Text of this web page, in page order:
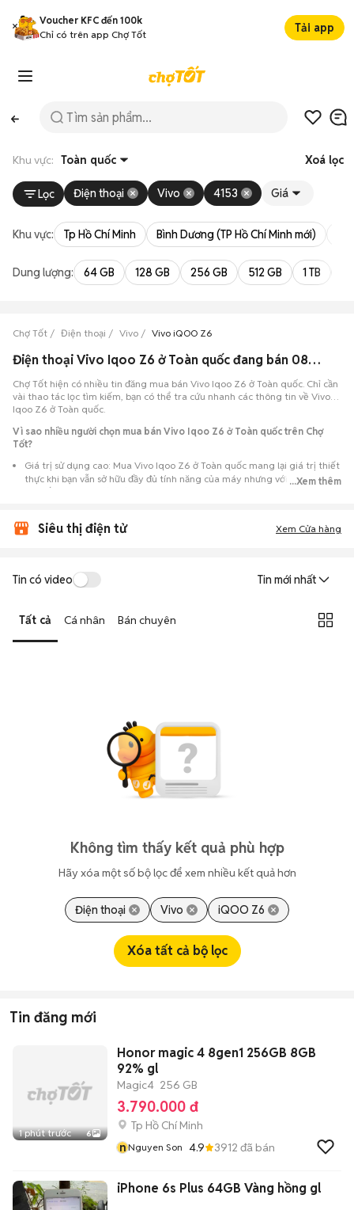
Voucher KFC đến 100k
Chỉ có trên app Chợ Tốt
Tải app
Khu vực: Toàn quốc Xoá lọc
Lọc Điện thoại Vivo 4153 Giá
Khu vực: Tp Hồ Chí Minh Bình Dương (TP Hồ Chí Minh mới)
Dung lượng: 64 GB 128 GB 256 GB 512 GB 1 TB
Chợ Tốt Điện thoại Vivo Vivo iQOO Z6
Điện thoại Vivo Iqoo Z6 ở Toàn quốc đang bán 08/2026
Chợ Tốt hiện có nhiều tin đăng mua bán Vivo Iqoo Z6 ở Toàn quốc. Chỉ cần
vài thao tác lọc tìm kiếm, bạn có thể tra cứu nhanh các thông tin về Vivo
Iqoo Z6 ở Toàn quốc.
Vì sao nhiều người chọn mua bán Vivo Iqoo Z6 ở Toàn quốc trên Chợ
Tốt?
Giá trị sử dụng cao: Mua Vivo Iqoo Z6 ở Toàn quốc mang lại giá trị thiết
thực khi bạn vẫn sở hữu đầy đủ tính năng của máy nhưng với chi phí đầu
tư thấp hơn máy đập hộp.
Z6 ở Toàn quốc, đáp ứng từ nhu cầu cần máy đẹp keng đến máy chỉ cần
hoạt động ổn định.
thận, test loa, camera, wifi... để đảm bảo máy không có lỗi phát sinh.
hai bên trao đổi giá cả linh hoạt và có thể chốt giao dịch ngay trong
ngày.
...Xem thêm
Siêu thị điện tử Xem Cửa hàng
Tin có video Tin mới nhất
Tất cả Cá nhân Bán chuyên
Không tìm thấy kết quả phù hợp
Hãy xóa một số bộ lọc để xem nhiều kết quả hơn
Điện thoại Vivo iQOO Z6
Xóa tất cả bộ lọc
Tin đăng mới
1 phút trước 6
Honor magic 4 8gen1 256GB 8GB
92% gl
Magic4 256 GB
3.790.000 đ
Tp Hồ Chí Minh
nNguyen Son 4.9 3912 đã bán
iPhone 6s Plus 64GB Vàng hồng gl